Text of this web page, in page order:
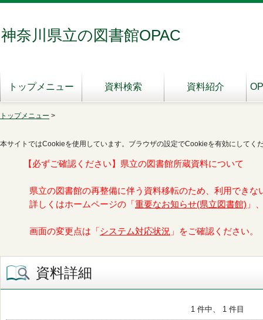
神奈川県立の図書館OPAC
トップメニュー 資料検索 資料紹介
トップメニュー >
本サイトではCookieを使用しています。ブラウザの設定でCookieを有効にしてく
【必ずご確認ください】県立の図書館所蔵資料について
県立の図書館の再整備に伴う資料移転のため、利用できな
詳しくはホームページの「 重要なお知らせ(県立図書館) 」
画面の変更点は「 システム対応状況 」をご確認ください。
資料詳細
1 件中、 1 件目